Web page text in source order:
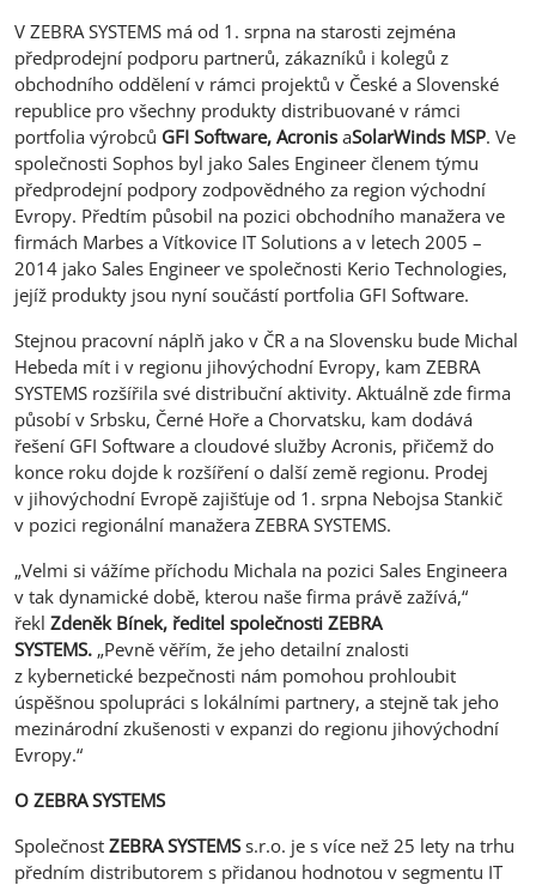
V ZEBRA SYSTEMS má od 1. srpna na starosti zejména
předprodejní podporu partnerů, zákazníků i kolegů z
obchodního oddělení v rámci projektů v České a Slovenské
republice pro všechny produkty distribuované v rámci
portfolia výrobců GFI Software, Acronis aSolarWinds MSP. Ve
společnosti Sophos byl jako Sales Engineer členem týmu
předprodejní podpory zodpovědného za region východní
Evropy. Předtím působil na pozici obchodního manažera ve
firmách Marbes a Vítkovice IT Solutions a v letech 2005 –
2014 jako Sales Engineer ve společnosti Kerio Technologies,
jejíž produkty jsou nyní součástí portfolia GFI Software.
Stejnou pracovní náplň jako v ČR a na Slovensku bude Michal
Hebeda mít i v regionu jihovýchodní Evropy, kam ZEBRA
SYSTEMS rozšířila své distribuční aktivity. Aktuálně zde firma
působí v Srbsku, Černé Hoře a Chorvatsku, kam dodává
řešení GFI Software a cloudové služby Acronis, přičemž do
konce roku dojde k rozšíření o další země regionu. Prodej
v jihovýchodní Evropě zajišťuje od 1. srpna Nebojsa Stankič
v pozici regionální manažera ZEBRA SYSTEMS.
„Velmi si vážíme příchodu Michala na pozici Sales Engineera
v tak dynamické době, kterou naše firma právě zažívá,“
řekl Zdeněk Bínek, ředitel společnosti ZEBRA
SYSTEMS. „Pevně věřím, že jeho detailní znalosti
z kybernetické bezpečnosti nám pomohou prohloubit
úspěšnou spolupráci s lokálními partnery, a stejně tak jeho
mezinárodní zkušenosti v expanzi do regionu jihovýchodní
Evropy.“
O ZEBRA SYSTEMS
Společnost ZEBRA SYSTEMS s.r.o. je s více než 25 lety na trhu
předním distributorem s přidanou hodnotou v segmentu IT